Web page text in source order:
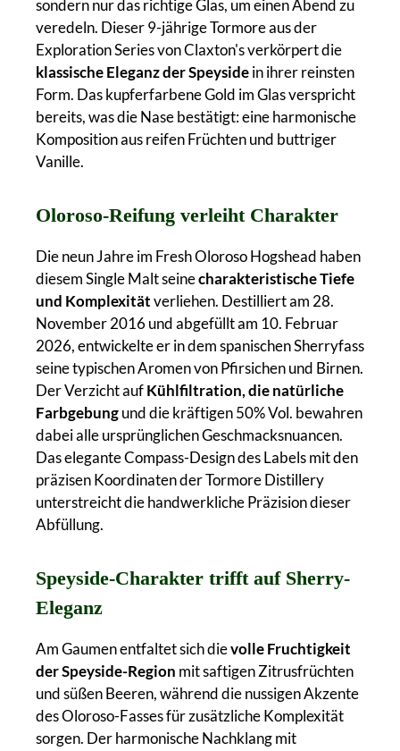
sondern nur das richtige Glas, um einen Abend zu
veredeln. Dieser 9-jährige Tormore aus der
Exploration Series von Claxton's verkörpert die
klassische Eleganz der Speysidein ihrer reinsten
Form. Das kupferfarbene Gold im Glas verspricht
bereits, was die Nase bestätigt: eine harmonische
Komposition aus reifen Früchten und buttriger
Vanille.
Oloroso-Reifung verleiht Charakter
Die neun Jahre im Fresh Oloroso Hogshead haben
diesem Single Malt seinecharakteristische Tiefe
und Komplexitätverliehen. Destilliert am 28.
November 2016 und abgefüllt am 10. Februar
2026, entwickelte er in dem spanischen Sherryfass
seine typischen Aromen von Pfirsichen und Birnen.
Der Verzicht aufKühlfiltration, dienatürliche
Farbgebungund die kräftigen 50% Vol. bewahren
dabei alle ursprünglichen Geschmacksnuancen.
Das elegante Compass-Design des Labels mit den
präzisen Koordinaten der Tormore Distillery
unterstreicht die handwerkliche Präzision dieser
Abfüllung.
Speyside-Charakter trifft auf Sherry-
Eleganz
Am Gaumen entfaltet sich dievolle Fruchtigkeit
der Speyside-Region mit saftigen Zitrusfrüchten
und süßen Beeren, während die nussigen Akzente
des Oloroso-Fasses für zusätzliche Komplexität
sorgen. Der harmonische Nachklang mit